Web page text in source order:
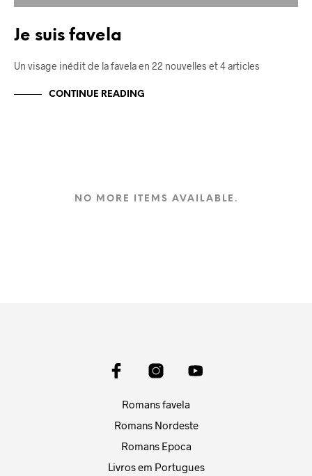
Je suis favela
Un visage inédit de la favela en 22 nouvelles et 4 articles
CONTINUE READING
NO MORE ITEMS AVAILABLE.
Romans favela
Romans Nordeste
Romans Epoca
Livros em Portugues